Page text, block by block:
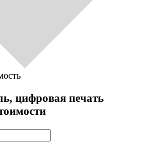
цифровая печать